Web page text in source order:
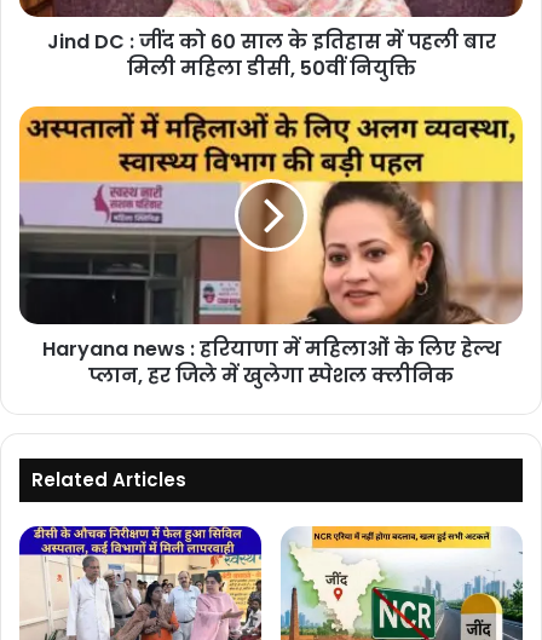
इतिहास
मिली
महिला
नियुक्ति
Jind DC : जींद को 60 साल के इतिहास में पहली बार
मिली महिला डीसी, 50वीं नियुक्ति
Haryana
news
में
के
हेल्थ
प्लान,
स्पेशल
क्लीनिक
Haryana news : हरियाणा में महिलाओं के लिए हेल्थ
प्लान, हर जिले में खुलेगा स्पेशल क्लीनिक
Related Articles